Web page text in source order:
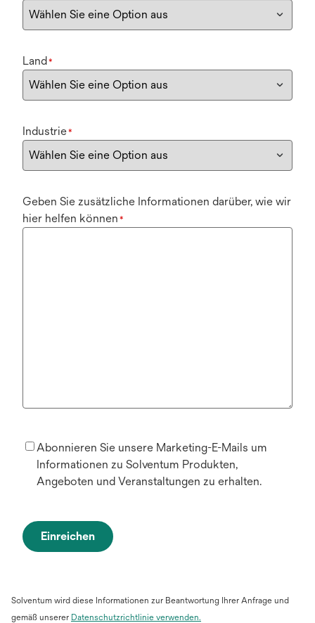
Land*
Industrie*
Geben Sie zusätzliche Informationen darüber, wie wir
hier helfen können *
Abonnieren Sie unsere Marketing-E-Mails um
Informationen zu Solventum Produkten,
Angeboten und Veranstaltungen zu erhalten.
Einreichen
Solventum wird diese Informationen zur Beantwortung Ihrer Anfrage und
gemäß unserer Datenschutzrichtlinie verwenden.